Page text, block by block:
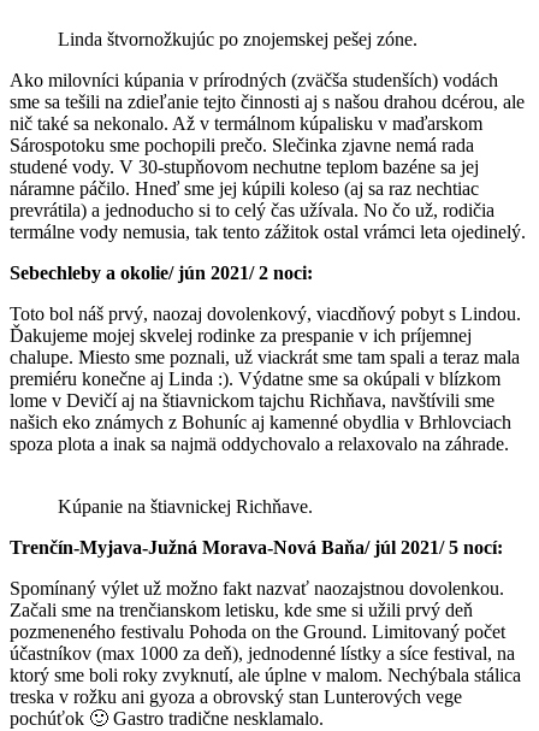
Linda štvornožkujúc po znojemskej pešej zóne.
Ako milovníci kúpania v prírodných (zväčša studenších) vodách
sme sa tešili na zdieľanie tejto činnosti aj s našou drahou dcérou, ale
nič také sa nekonalo. Až v termálnom kúpalisku v maďarskom
Sárospotoku sme pochopili prečo. Slečinka zjavne nemá rada
studené vody. V 30-stupňovom nechutne teplom bazéne sa jej
náramne páčilo. Hneď sme jej kúpili koleso (aj sa raz nechtiac
prevrátila) a jednoducho si to celý čas užívala. No čo už, rodičia
termálne vody nemusia, tak tento zážitok ostal vrámci leta ojedinelý.
Sebechleby a okolie/ jún 2021/ 2 noci:
Toto bol náš prvý, naozaj dovolenkový, viacdňový pobyt s Lindou.
Ďakujeme mojej skvelej rodinke za prespanie v ich príjemnej
chalupe. Miesto sme poznali, už viackrát sme tam spali a teraz mala
premiéru konečne aj Linda :). Výdatne sme sa okúpali v blízkom
lome v Devičí aj na štiavnickom tajchu Richňava, navštívili sme
našich eko známych z Bohuníc aj kamenné obydlia v Brhlovciach
spoza plota a inak sa najmä oddychovalo a relaxovalo na záhrade.
Kúpanie na štiavnickej Richňave.
Trenčín-Myjava-Južná Morava-Nová Baňa/ júl 2021/ 5 nocí:
Spomínaný výlet už možno fakt nazvať naozajstnou dovolenkou.
Začali sme na trenčianskom letisku, kde sme si užili prvý deň
pozmeneného festivalu Pohoda on the Ground. Limitovaný počet
účastníkov (max 1000 za deň), jednodenné lístky a síce festival, na
ktorý sme boli roky zvyknutí, ale úplne v malom. Nechýbala stálica
treska v rožku ani gyoza a obrovský stan Lunterových vege
pochúťok 🙂 Gastro tradične nesklamalo.